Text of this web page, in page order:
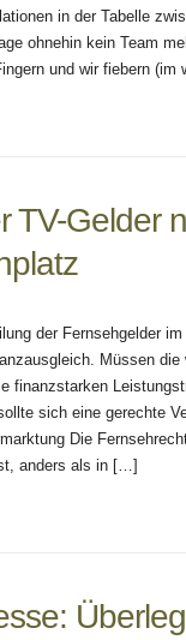
in der Tabelle
ohnehin kein Team
und wir fiebern
TV-Gelder
der Fernsehgelder
Müssen
finanzstarken
sich eine gerechte
Die
anders als in […]